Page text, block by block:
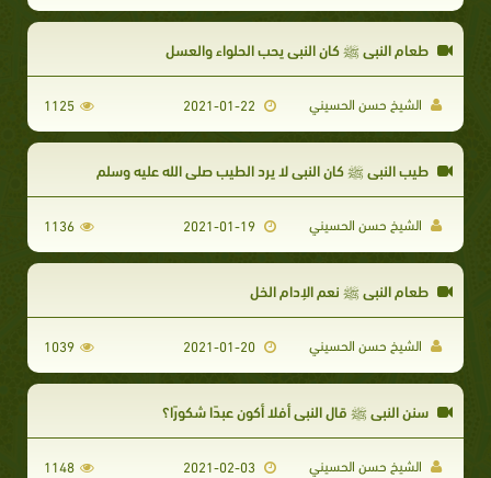
طعام النبي ﷺ كان النبي يحب الحلواء والعسل
الشيخ حسن الحسيني 1125
طيب النبي ﷺ كان النبي لا يرد الطيب صلى الله عليه وسلم
الشيخ حسن الحسيني 2021-01-19
1136
طعام النبي ﷺ نعم الإدام الخل
الشيخ حسن الحسيني 2021-01-20
1039
سنن النبي ﷺ قال النبي أفلا أكون عبدًا شكورًا؟
الشيخ حسن الحسيني 2021-02-03
1148